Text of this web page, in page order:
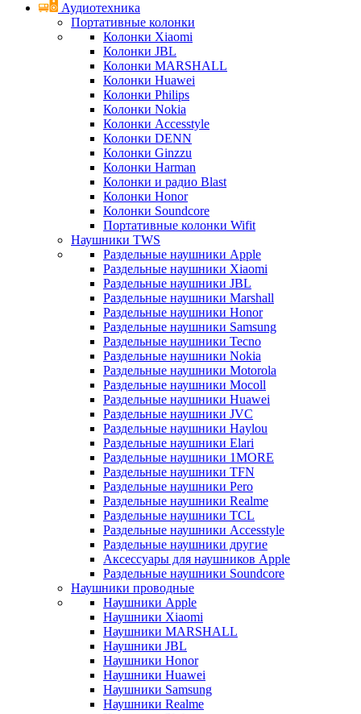
Аудиотехника
Портативные колонки
Колонки Xiaomi
Колонки JBL
Колонки MARSHALL
Колонки Huawei
Колонки Philips
Колонки Nokia
Колонки Accesstyle
Колонки DENN
Колонки Ginzzu
Колонки Harman
Колонки и радио Blast
Колонки Honor
Колонки Soundcore
Портативные колонки Wifit
Наушники TWS
Раздельные наушники Apple
Раздельные наушники Xiaomi
Раздельные наушники JBL
Раздельные наушники Marshall
Раздельные наушники Honor
Раздельные наушники Samsung
Раздельные наушники Tecno
Раздельные наушники Nokia
Раздельные наушники Motorola
Раздельные наушники Mocoll
Раздельные наушники Huawei
Раздельные наушники JVC
Раздельные наушники Haylou
Раздельные наушники Elari
Раздельные наушники 1MORE
Раздельные наушники TFN
Раздельные наушники Pero
Раздельные наушники Realme
Раздельные наушники TCL
Раздельные наушники Accesstyle
Раздельные наушники другие
Аксессуары для наушников Apple
Раздельные наушники Soundcore
Наушники проводные
Наушники Apple
Наушники Xiaomi
Наушники MARSHALL
Наушники JBL
Наушники Honor
Наушники Huawei
Наушники Samsung
Наушники Realme